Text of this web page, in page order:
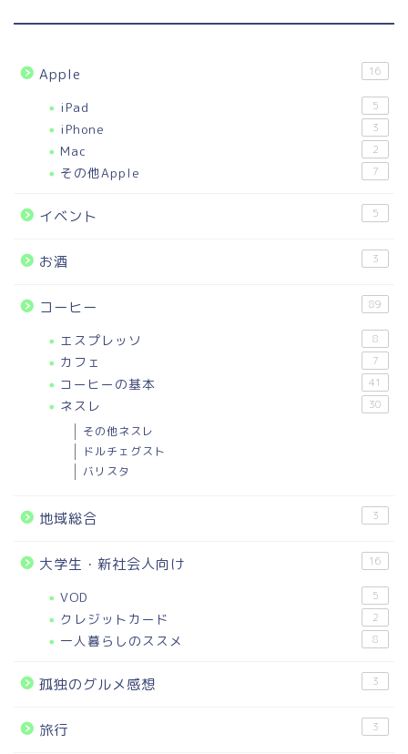
Apple 16
iPad 5
iPhone 3
Mac 2
その他Apple 7
イベント 5
お酒 3
コーヒー 89
エスプレッソ 8
カフェ 7
コーヒーの基本 41
ネスレ 30
その他ネスレ
ドルチェグスト
バリスタ
地域総合 3
大学生・新社会人向け 16
VOD 5
クレジットカード 2
一人暮らしのススメ 8
孤独のグルメ感想 3
旅行 3